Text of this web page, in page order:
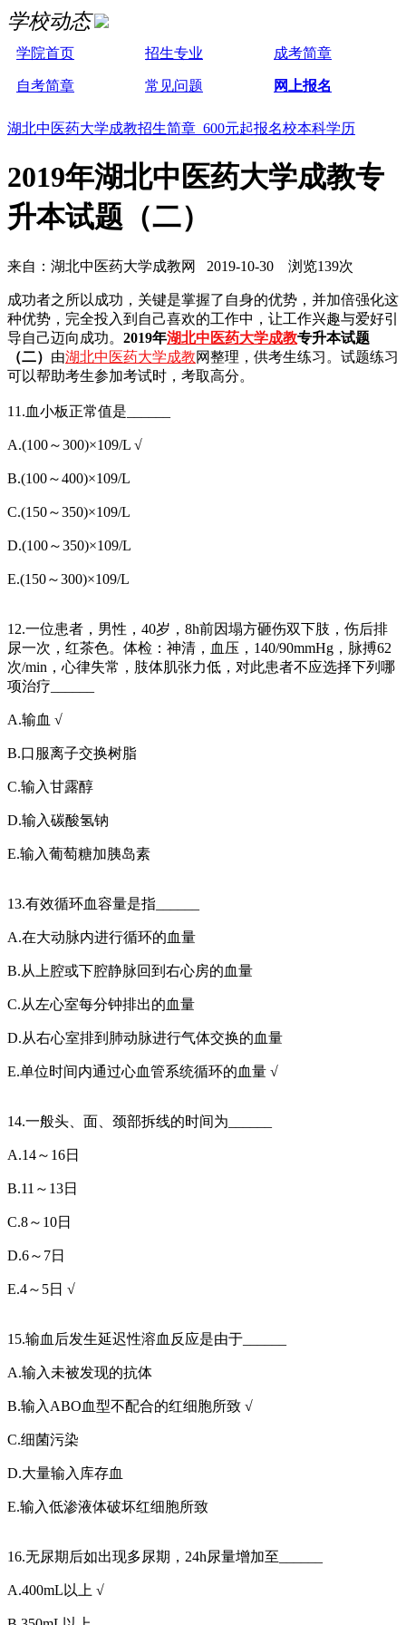
学校动态
学院首页 招生专业 成考简章
自考简章 常见问题 网上报名
湖北中医药大学成教招生简章 600元起报名校本科学历
2019年湖北中医药大学成教专
升本试题（二）
来自：湖北中医药大学成教网 2019-10-30 浏览139次
成功者之所以成功，关键是掌握了自身的优势，并加倍强化这
种优势，完全投入到自己喜欢的工作中，让工作兴趣与爱好引
导自己迈向成功。 2019年湖北中医药大学成教专升本试题
（二） 由湖北中医药大学成教网整理，供考生练习。试题练习
可以帮助考生参加考试时，考取高分。
11.血小板正常值是______
A.(100～300)×109/L √
B.(100～400)×109/L
C.(150～350)×109/L
D.(100～350)×109/L
E.(150～300)×109/L
12.一位患者，男性，40岁，8h前因塌方砸伤双下肢，伤后排
尿一次，红茶色。体检：神清，血压，140/90mmHg，脉搏62
次/min，心律失常，肢体肌张力低，对此患者不应选择下列哪
项治疗______
A.输血 √
B.口服离子交换树脂
C.输入甘露醇
D.输入碳酸氢钠
E.输入葡萄糖加胰岛素
13.有效循环血容量是指______
A.在大动脉内进行循环的血量
B.从上腔或下腔静脉回到右心房的血量
C.从左心室每分钟排出的血量
D.从右心室排到肺动脉进行气体交换的血量
E.单位时间内通过心血管系统循环的血量 √
14.一般头、面、颈部拆线的时间为______
A.14～16日
B.11～13日
C.8～10日
D.6～7日
E.4～5日 √
15.输血后发生延迟性溶血反应是由于______
A.输入未被发现的抗体
B.输入ABO血型不配合的红细胞所致 √
C.细菌污染
D.大量输入库存血
E.输入低渗液体破坏红细胞所致
16.无尿期后如出现多尿期，24h尿量增加至______
A.400mL以上 √